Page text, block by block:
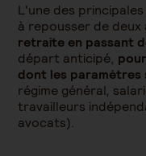
L'une des
à repousser de deux
retraite en passant
départ anticipé,
dont les paramètres
régime général,
travailleurs
avocats).